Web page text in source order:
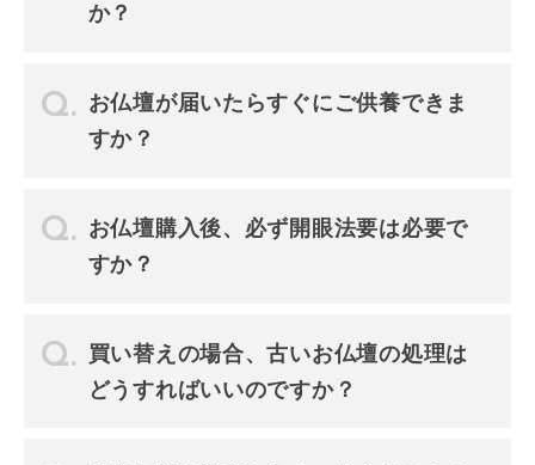
か？
お仏壇が届いたらすぐにご供養できま
すか？
お仏壇購入後、必ず開眼法要は必要で
すか？
買い替えの場合、古いお仏壇の処理は
どうすればいいのですか？